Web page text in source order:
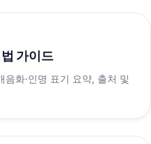
가이드
음화·인명 표기 요약, 출처 및